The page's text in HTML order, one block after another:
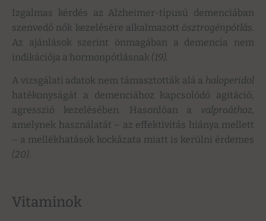
Izgalmas kérdés az Alzheimer-típusú demenciában
szenvedő nők kezelésére alkalmazott ösztrogénpótlás.
Az ajánlások szerint önmagában a demencia nem
indikációja a hormonpótlásnak (19).
A vizsgálati adatok nem támasztották alá a haloperidol
hatékonyságát a demenciához kapcsolódó agitáció,
agresszió kezelésében. Hasonlóan a valproáthoz,
amelynek használatát – az effektivitás hiánya mellett
– a mellékhatások kockázata miatt is kerülni érdemes
(20).
Vitaminok